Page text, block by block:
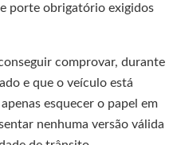
porte obrigatório exigidos
comprovar, durante
e que o veículo está
esquecer o papel em
nenhuma versão válida